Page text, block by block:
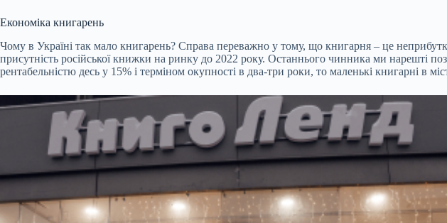
Економіка книгарень
Чому в Україні так мало книгарень? Справа переважно у тому, що книгарня – це
присутність російської книжки на ринку до 2022 року. Останнього чинника ми нарешті
рентабельністю десь у 15% і терміном окупності в два-три роки, то маленькі книгарні в